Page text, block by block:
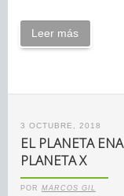
Leer más
3 OCTUBRE, 2018
EL PLANETA
PLANETA X
POR MARCOS GIL